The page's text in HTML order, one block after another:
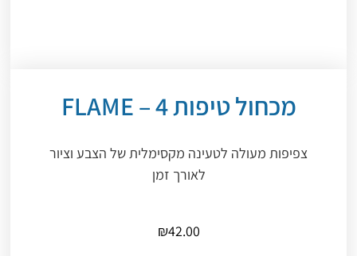
מכחול טיפות 4 – FLAME
צפיפות מעולה לטעינה מקסימלית של הצבע וציור
לאורך זמן
₪42.00